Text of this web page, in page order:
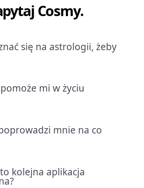
Cosmy.
się na astrologii, żeby
mi w życiu
mnie na co
kolejna aplikacja